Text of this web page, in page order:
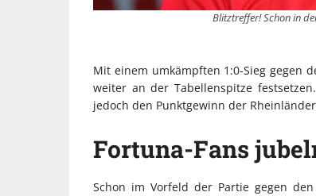
Blitztreffer! Schon in
Mit einem umkämpften 1:0-Sieg gegen
weiter an der Tabellenspitze
jedoch den Punktgewinn der
Fortuna-Fans
Schon im Vorfeld der Partie gegen